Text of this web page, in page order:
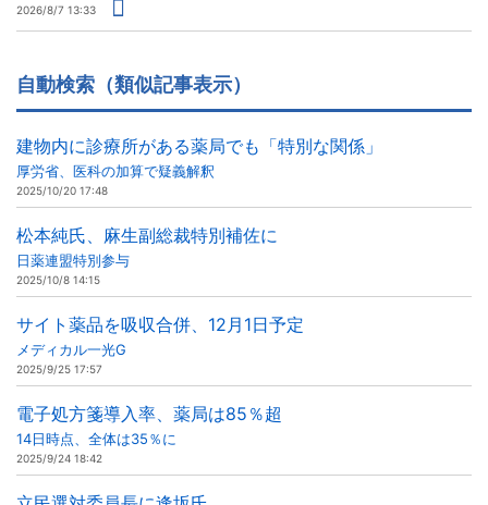
2026/8/7 13:33
自動検索（類似記事表示）
建物内に診療所がある薬局でも「特別な関係」
厚労省、医科の加算で疑義解釈
2025/10/20 17:48
松本純氏、麻生副総裁特別補佐に
日薬連盟特別参与
2025/10/8 14:15
サイト薬品を吸収合併、12月1日予定
メディカル一光G
2025/9/25 17:57
電子処方箋導入率、薬局は85％超
14日時点、全体は35％に
2025/9/24 18:42